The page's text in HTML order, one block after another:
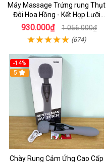
Máy Massage Trứng rung Thụt
Đôi Hoa Hồng - Kết Hợp Lưỡi
Liếm Kích Thích Âm Vật Cho Nữ
Tự Sướng
930.000₫ 1.056.000₫
(674)
-14%
5
Chày Rung Cảm Ứng Cao Cấp